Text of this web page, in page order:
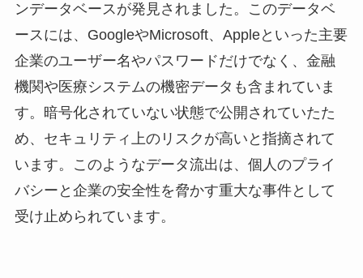
ンデータベースが発見されました。このデータベ
ースには、GoogleやMicrosoft、Appleといった主要
企業のユーザー名やパスワードだけでなく、金融
機関や医療システムの機密データも含まれていま
す。暗号化されていない状態で公開されていたた
め、セキュリティ上のリスクが高いと指摘されて
います。このようなデータ流出は、個人のプライ
バシーと企業の安全性を脅かす重大な事件として
受け止められています。